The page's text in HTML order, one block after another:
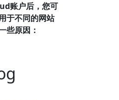
账户后，您可
于不同的网站
些原因：